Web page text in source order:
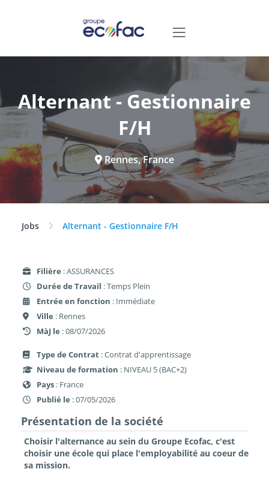
Alternant - Gestionnaire
F/H
Rennes, France
Jobs Alternant - Gestionnaire F/H
Filière : ASSURANCES
Durée de Travail : Temps Plein
Entrée en fonction : Immédiate
Ville : Rennes
MàJ le : 08/07/2026
Type de Contrat : Contrat d'apprentissage
Niveau de formation : NIVEAU 5 (BAC+2)
Pays : France
Publié le : 07/05/2026
Présentation de la société
Choisir l'alternance au sein du Groupe Ecofac, c'est
choisir une école qui place l'employabilité au coeur de
sa mission.